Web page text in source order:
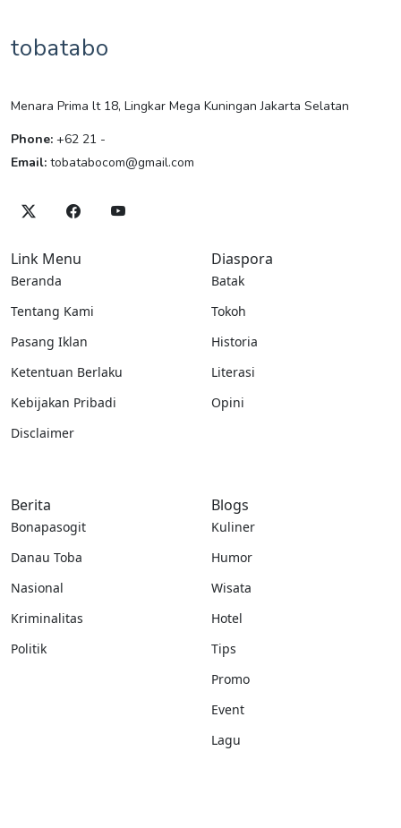
tobatabo
Menara Prima lt 18, Lingkar Mega Kuningan Jakarta Selatan
Phone: +62 21 -
Email: tobatabocom@gmail.com
Link Menu
Beranda
Tentang Kami
Pasang Iklan
Ketentuan Berlaku
Kebijakan Pribadi
Disclaimer
Diaspora
Batak
Tokoh
Historia
Literasi
Opini
Berita
Bonapasogit
Danau Toba
Nasional
Kriminalitas
Politik
Blogs
Kuliner
Humor
Wisata
Hotel
Tips
Promo
Event
Lagu